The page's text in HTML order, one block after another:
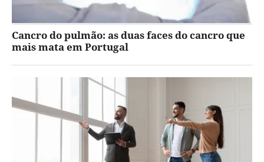
Cancro do pulmão: as duas faces do cancro que
mais mata em Portugal